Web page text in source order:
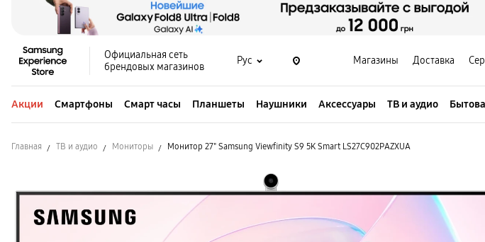
Официальная сеть
брендовых магазинов
Рус Магазины Доставка
Акции Смартфоны Смарт часы Планшеты Наушники Аксессуары ТВ и аудио
Главная ТВ и аудио Мониторы Монитор 27" Samsung Viewfinity S9 5K Smart LS27C902PAZXUA